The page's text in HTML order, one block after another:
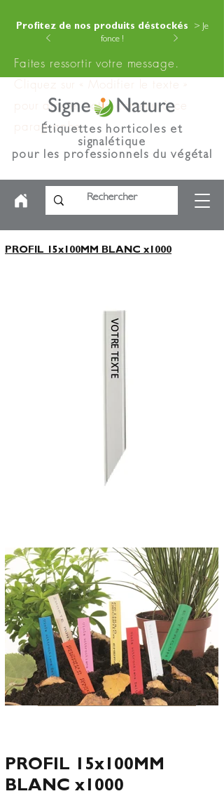
Profitez de nos produits déstockés
> Je
fonce !
Faites ressortir votre message.
Cliquez sur « Modifier le texte »
pour ajouter votre contenu à ce
paragraphe.
Étiquettes horticoles et
signalétique
pour les professionnels du végétal
PROFIL 15x100MM BLANC x1000
PROFIL 15x100MM
BLANC x1000